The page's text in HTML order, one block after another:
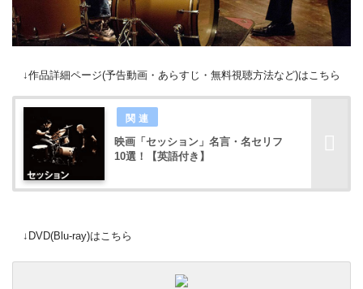
↓作品詳細ページ(予告動画・あらすじ・無料視聴方法など)はこちら
映画「セッション」名言・名セリフ
10選！【英語付き】
↓DVD(Blu-ray)はこちら